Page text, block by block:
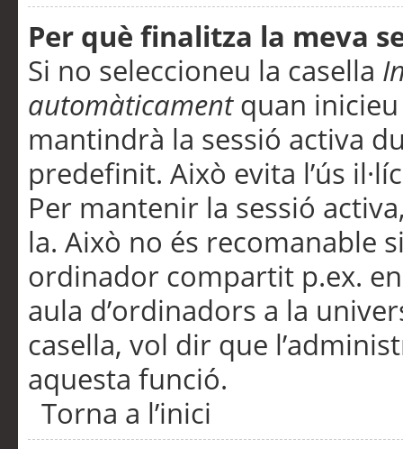
Per què finalitza la meva
Si no seleccioneu la casella
automàticamentquan inicieu
mantindrà la sessió activa
predefinit. Això evita l’ús
Per mantenir la sessió
la. Això no és recomanable
ordinador compartit p.ex.
aula d’ordinadors a la
casella, vol dir que
aquesta funció.
Torna a l’inici